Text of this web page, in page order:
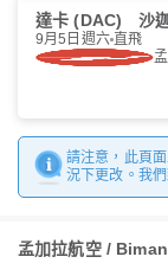
達卡 (DAC) 沙
9月5日週六 直飛
請注意，此頁
況下更改。我
孟加拉航空 /